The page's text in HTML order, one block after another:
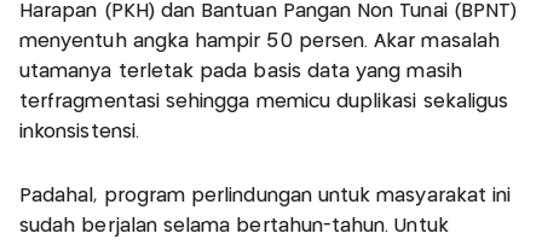
Harapan (PKH) dan Bantuan Pangan Non Tunai (BPNT)
menyentuh angka hampir 50 persen. Akar masalah
utamanya terletak pada basis data yang masih
terfragmentasi sehingga memicu duplikasi sekaligus
inkonsistensi.
Padahal, program perlindungan untuk masyarakat ini
sudah berjalan selama bertahun-tahun. Untuk